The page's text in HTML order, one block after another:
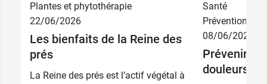
Plantes et phytothérapie
22/06/2026
Les bienfaits de la Reine des
prés
La Reine des prés est l’actif végétal à
Santé
Prévention
08/06/2026
Prévenir et
douleurs